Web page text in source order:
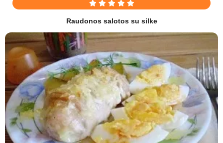
Raudonos salotos su silke